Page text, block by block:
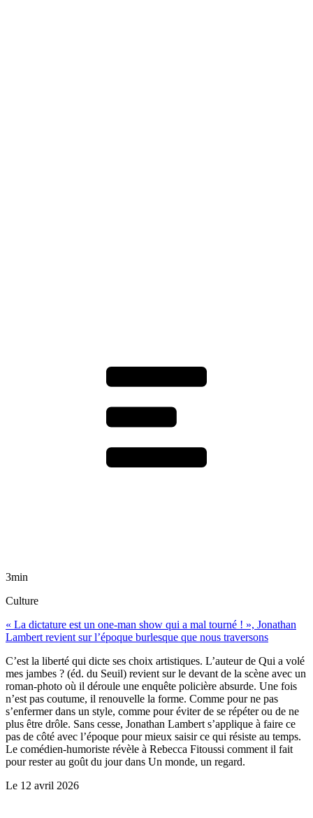
3min
Culture
« La dictature est un one-man show qui a mal tourné ! », Jonathan
Lambert revient sur l’époque burlesque que nous traversons
C’est la liberté qui dicte ses choix artistiques. L’auteur de Qui a volé
mes jambes ? (éd. du Seuil) revient sur le devant de la scène avec un
roman-photo où il déroule une enquête policière absurde. Une fois
n’est pas coutume, il renouvelle la forme. Comme pour ne pas
s’enfermer dans un style, comme pour éviter de se répéter ou de ne
plus être drôle. Sans cesse, Jonathan Lambert s’applique à faire ce
pas de côté avec l’époque pour mieux saisir ce qui résiste au temps.
Le comédien-humoriste révèle à Rebecca Fitoussi comment il fait
pour rester au goût du jour dans Un monde, un regard.
Le 12 avril 2026